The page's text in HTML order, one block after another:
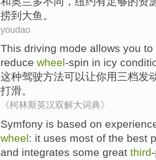
捞到 大鱼。
youdao
This driving mode allows you to
reduce wheel-spin in icy
这种驾驶方法可以让你用三档发
打滑。
《柯林斯英汉双解大词典》
Symfony is based on
wheel: it uses most of the best
and integrates some great third